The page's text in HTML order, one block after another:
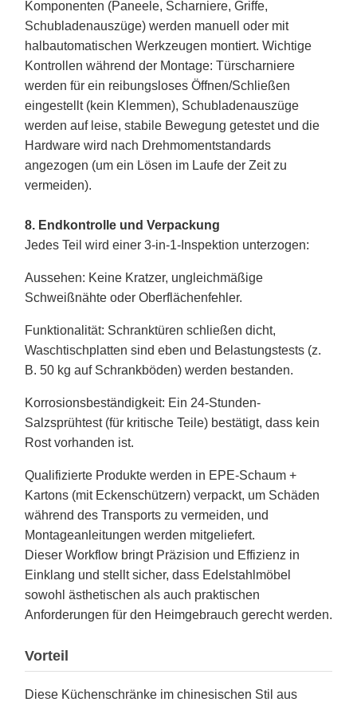
Komponenten (Paneele, Scharniere, Griffe,
Schubladenauszüge) werden manuell oder mit
halbautomatischen Werkzeugen montiert. Wichtige
Kontrollen während der Montage: Türscharniere
werden für ein reibungsloses Öffnen/Schließen
eingestellt (kein Klemmen), Schubladenauszüge
werden auf leise, stabile Bewegung getestet und die
Hardware wird nach Drehmomentstandards
angezogen (um ein Lösen im Laufe der Zeit zu
vermeiden).
8. Endkontrolle und Verpackung
Jedes Teil wird einer 3-in-1-Inspektion unterzogen:
Aussehen: Keine Kratzer, ungleichmäßige
Schweißnähte oder Oberflächenfehler.
Funktionalität: Schranktüren schließen dicht,
Waschtischplatten sind eben und Belastungstests (z.
B. 50 kg auf Schrankböden) werden bestanden.
Korrosionsbeständigkeit: Ein 24-Stunden-
Salzsprühtest (für kritische Teile) bestätigt, dass kein
Rost vorhanden ist.
Qualifizierte Produkte werden in EPE-Schaum +
Kartons (mit Eckenschützern) verpackt, um Schäden
während des Transports zu vermeiden, und
Montageanleitungen werden mitgeliefert.
Dieser Workflow bringt Präzision und Effizienz in
Einklang und stellt sicher, dass Edelstahlmöbel
sowohl ästhetischen als auch praktischen
Anforderungen für den Heimgebrauch gerecht werden.
Vorteil
Diese Küchenschränke im chinesischen Stil aus